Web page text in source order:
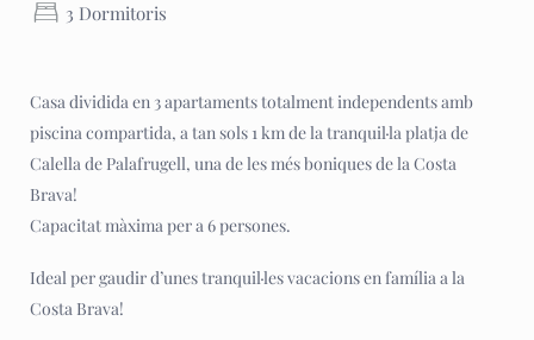
3 Dormitoris
Casa dividida en 3 apartaments totalment independents amb
piscina compartida, a tan sols 1 km de la tranquil·la platja de
Calella de Palafrugell, una de les més boniques de la Costa
Brava!
Capacitat màxima per a 6 persones.
Ideal per gaudir d’unes tranquil·les vacacions en família a la
Costa Brava!